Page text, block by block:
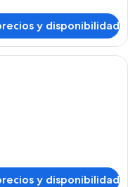
y disponibilidad
con cama, una silla,
y disponibilidad